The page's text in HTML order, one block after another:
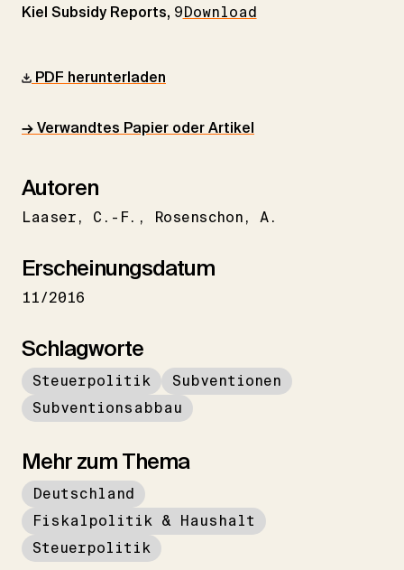
Kiel Subsidy Reports, 9Download
PDF herunterladen
→ Verwandtes Papier oder Artikel
Autoren
Laaser C.-F. Rosenschon A.
Erscheinungsdatum
11/2016
Schlagworte
Steuerpolitik
Subventionen
Subventionsabbau
Mehr zum Thema
Deutschland
Fiskalpolitik & Haushalt
Steuerpolitik